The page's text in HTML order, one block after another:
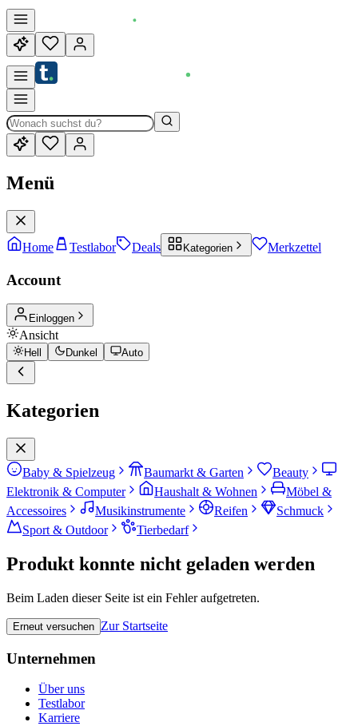
Menü
Home Testlabor Deals Kategorien Merkzettel
Account
Einloggen
Ansicht
Hell Dunkel Auto
Kategorien
Baby & Spielzeug Baumarkt & Garten
Beauty
Elektronik & Computer
Haushalt & Wohnen
Möbel &
Accessoires
Musikinstrumente Reifen
Schmuck
Sport & Outdoor
Tierbedarf
Produkt konnte nicht geladen werden
Beim Laden dieser Seite ist ein Fehler aufgetreten.
Erneut versuchen Zur Startseite
Unternehmen
Über uns
Testlabor
Karriere